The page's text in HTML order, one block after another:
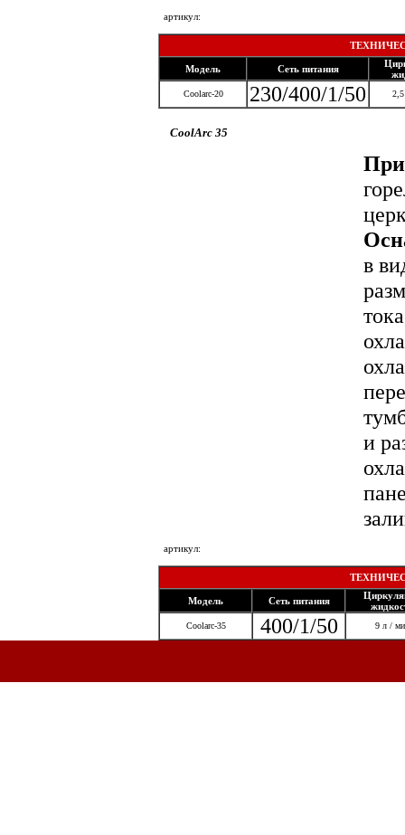
артикул:
Модель Сеть питания
Coolarc-20 230/400/1/50
CoolArc 35
в
и
артикул:
Модель Сеть питания
Coolarc-35 400/1/50 9 л /